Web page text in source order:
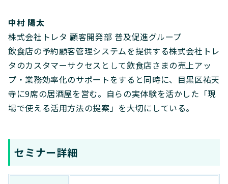
中村 陽太
株式会社トレタ 顧客開発部 普及促進グループ
飲食店の予約顧客管理システムを提供する株式会社トレ
タのカスタマーサクセスとして飲食店さまの売上アッ
プ・業務効率化のサポートをすると同時に、目黒区祐天
寺に9席の居酒屋を営む。自らの実体験を活かした「現
場で使える活用方法の提案」を大切にしている。
セミナー詳細